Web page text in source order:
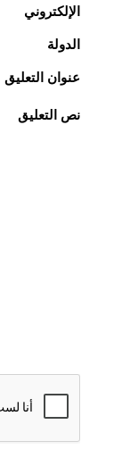
الإلكتروني
الدولة
عنوان التعليق
نص التعليق